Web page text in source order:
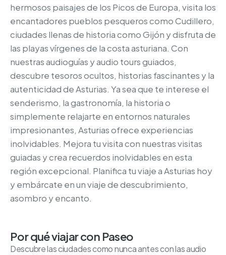
hermosos paisajes de los Picos de Europa, visita los
encantadores pueblos pesqueros como Cudillero,
ciudades llenas de historia como Gijón y disfruta de
las playas vírgenes de la costa asturiana. Con
nuestras audioguías y audio tours guiados,
descubre tesoros ocultos, historias fascinantes y la
autenticidad de Asturias. Ya sea que te interese el
senderismo, la gastronomía, la historia o
simplemente relajarte en entornos naturales
impresionantes, Asturias ofrece experiencias
inolvidables. Mejora tu visita con nuestras visitas
guiadas y crea recuerdos inolvidables en esta
región excepcional. Planifica tu viaje a Asturias hoy
y embárcate en un viaje de descubrimiento,
asombro y encanto.
Por qué viajar con Paseo
Descubre las ciudades como nunca antes con las audio